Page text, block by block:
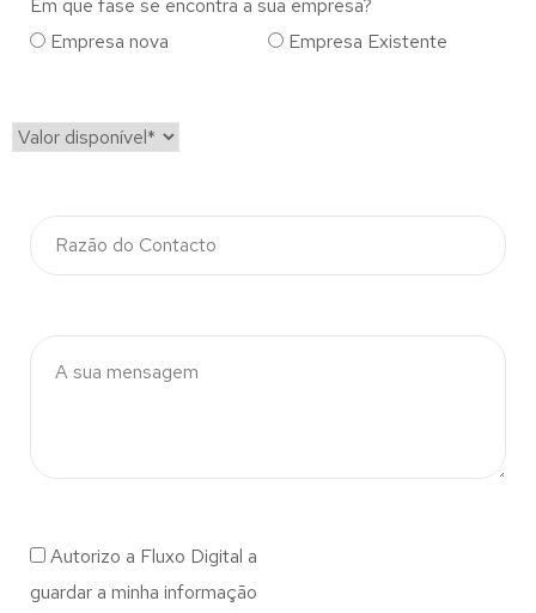
Empresa nova
Empresa Existente
Autorizo a Fluxo Digital a
guardar a minha informação